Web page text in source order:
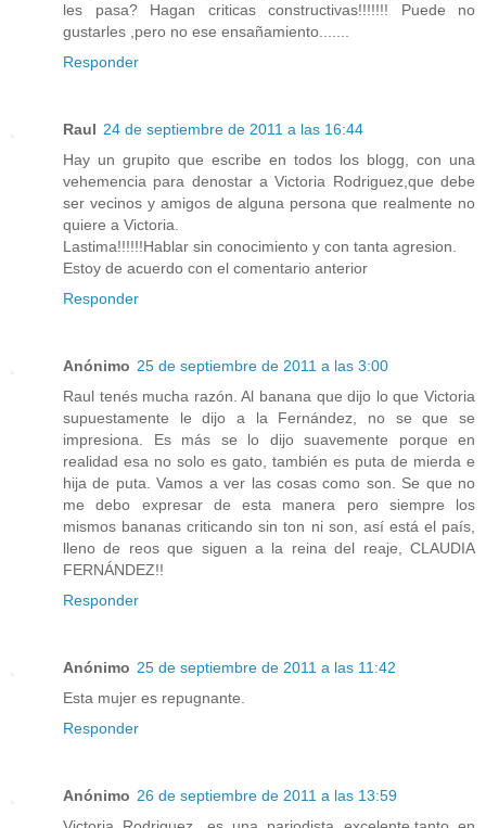
les pasa? Hagan criticas constructivas!!!!!!! Puede no
gustarles ,pero no ese ensañamiento.......
Responder
Raul 24 de septiembre de 2011 a las 16:44
Hay un grupito que escribe en todos los blogg, con una
vehemencia para denostar a Victoria Rodriguez,que debe
ser vecinos y amigos de alguna persona que realmente no
quiere a Victoria.
Lastima!!!!!!Hablar sin conocimiento y con tanta agresion.
Estoy de acuerdo con el comentario anterior
Responder
Anónimo 25 de septiembre de 2011 a las 3:00
Raul tenés mucha razón. Al banana que dijo lo que Victoria
supuestamente le dijo a la Fernández, no se que se
impresiona. Es más se lo dijo suavemente porque en
realidad esa no solo es gato, también es puta de mierda e
hija de puta. Vamos a ver las cosas como son. Se que no
me debo expresar de esta manera pero siempre los
mismos bananas criticando sin ton ni son, así está el país,
lleno de reos que siguen a la reina del reaje, CLAUDIA
FERNÁNDEZ!!
Responder
Anónimo 25 de septiembre de 2011 a las 11:42
Esta mujer es repugnante.
Responder
Anónimo 26 de septiembre de 2011 a las 13:59